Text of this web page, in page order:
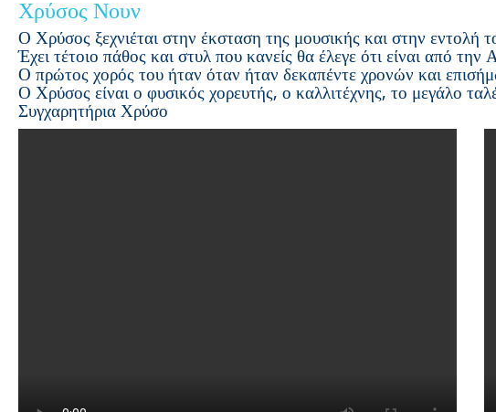
Χρύσος Νουν
Ο Χρύσος ξεχνιέται στην έκσταση της μουσικής και στην εντολή
Έχει τέτοιο πάθος και στυλ που κανείς θα έλεγε ότι είναι από την
Ο πρώτος χορός του ήταν όταν ήταν δεκαπέντε χρονών και
Ο Χρύσος είναι ο φυσικός χορευτής, ο καλλιτέχνης, το μεγάλο
Συγχαρητήρια Χρύσο